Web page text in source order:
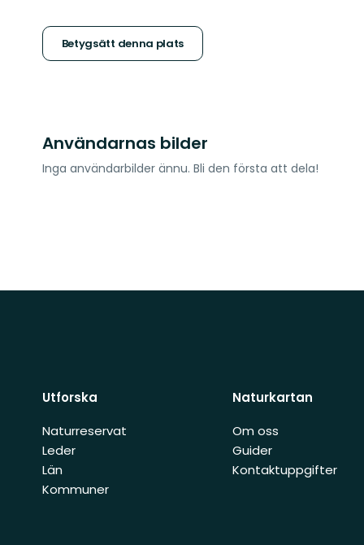
stjärnor
Betygsätt denna plats
Användarnas bilder
Inga användarbilder ännu. Bli den första att dela!
Utforska
Naturreservat
Leder
Län
Kommuner
Naturkartan
Om oss
Guider
Kontaktuppgifter